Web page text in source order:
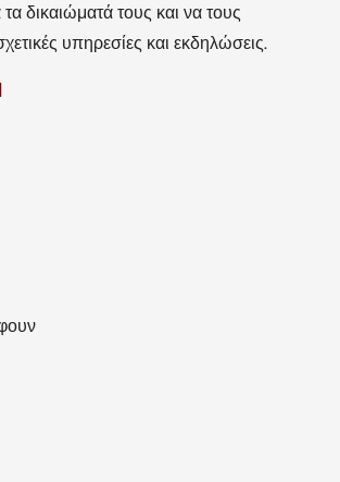
δικαιώματά τους και να τους
υπηρεσίες και εκδηλώσεις.